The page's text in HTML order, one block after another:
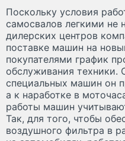
Поскольку условия
самосвалов легкими не
дилерских центров
поставке машин на
покупателями график
обслуживания техники.
специальных машин он
а к наработке в
работы машин
Так, для того, чтобы
воздушного фильтра в